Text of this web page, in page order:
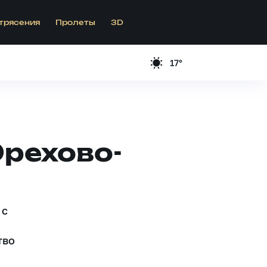
Пролеты 3D
17°